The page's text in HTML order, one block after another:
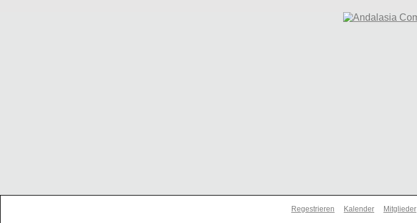
Regestrieren Kalender Mitglieder